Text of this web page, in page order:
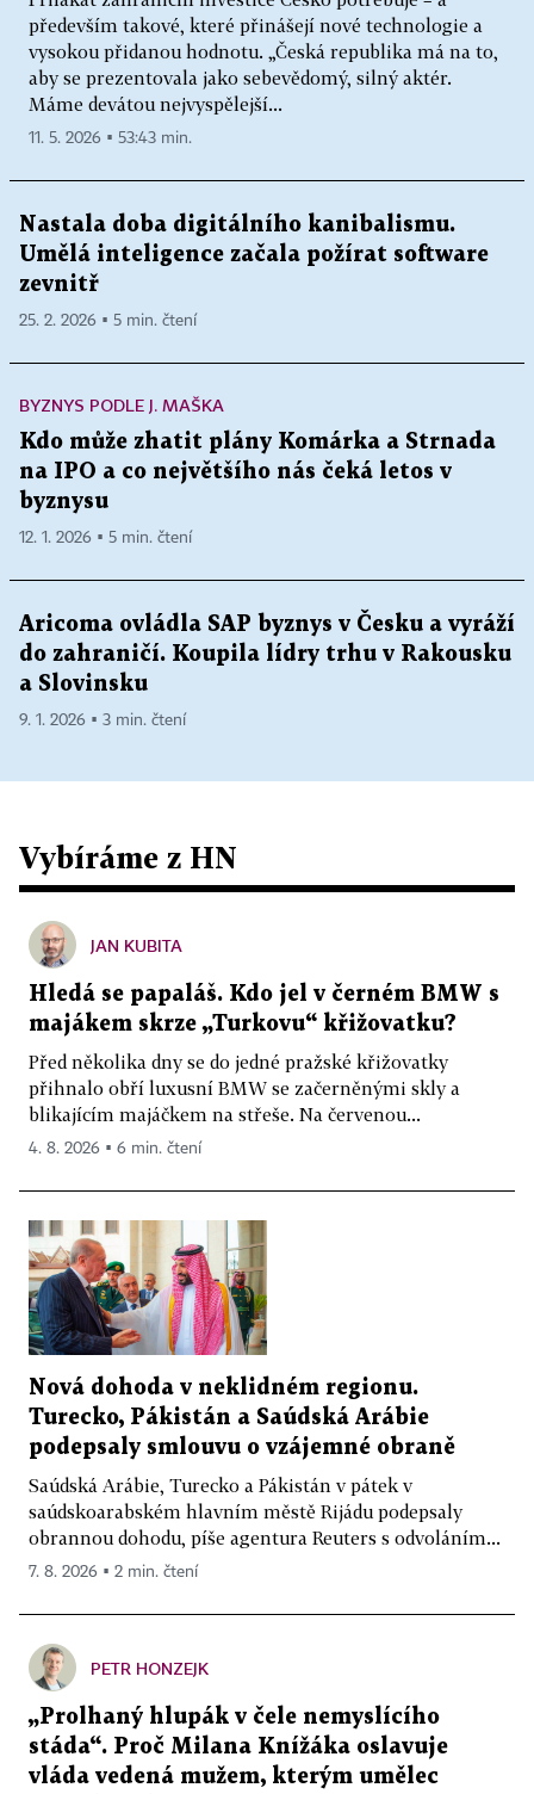
především takové, které přinášejí nové technologie a
vysokou přidanou hodnotu. „Česká republika má na to,
aby se prezentovala jako sebevědomý, silný aktér.
Máme devátou nejvyspělejší...
11. 5. 2026 ▪ 53:43 min.
Nastala doba digitálního kanibalismu.
Umělá inteligence začala požírat software
zevnitř
25. 2. 2026 ▪ 5 min. čtení
BYZNYS PODLE J. MAŠKA
Kdo může zhatit plány Komárka a Strnada
na IPO a co největšího nás čeká letos v
byznysu
12. 1. 2026 ▪ 5 min. čtení
Aricoma ovládla SAP byznys v Česku a vyráží
do zahraničí. Koupila lídry trhu v Rakousku
a Slovinsku
9. 1. 2026 ▪ 3 min. čtení
Vybíráme z HN
JAN KUBITA
Hledá se papaláš. Kdo jel v černém BMW s
majákem skrze „Turkovu“ křižovatku?
Před několika dny se do jedné pražské křižovatky
přihnalo obří luxusní BMW se začerněnými skly a
blikajícím majáčkem na střeše. Na červenou...
4. 8. 2026 ▪ 6 min. čtení
Nová dohoda v neklidném regionu.
Turecko, Pákistán a Saúdská Arábie
podepsaly smlouvu o vzájemné obraně
Saúdská Arábie, Turecko a Pákistán v pátek v
saúdskoarabském hlavním městě Rijádu podepsaly
obrannou dohodu, píše agentura Reuters s odvoláním...
7. 8. 2026 ▪ 2 min. čtení
PETR HONZEJK
„Prolhaný hlupák v čele nemyslícího
stáda“. Proč Milana Knížáka oslavuje
vláda vedená mužem, kterým umělec